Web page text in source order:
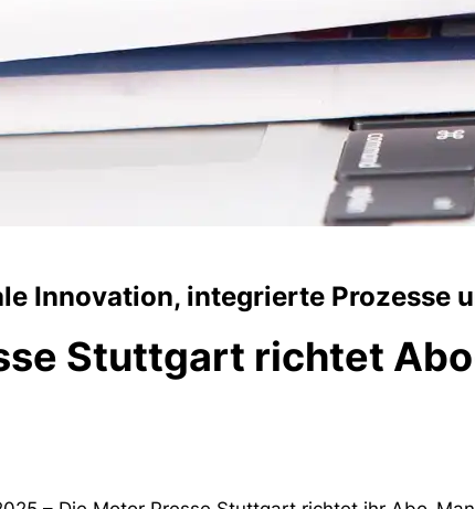
Innovation, integrierte Prozesse
Stuttgart richtet